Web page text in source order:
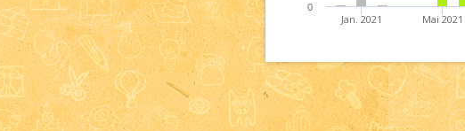
Jan. 2021 Mai 2021
0